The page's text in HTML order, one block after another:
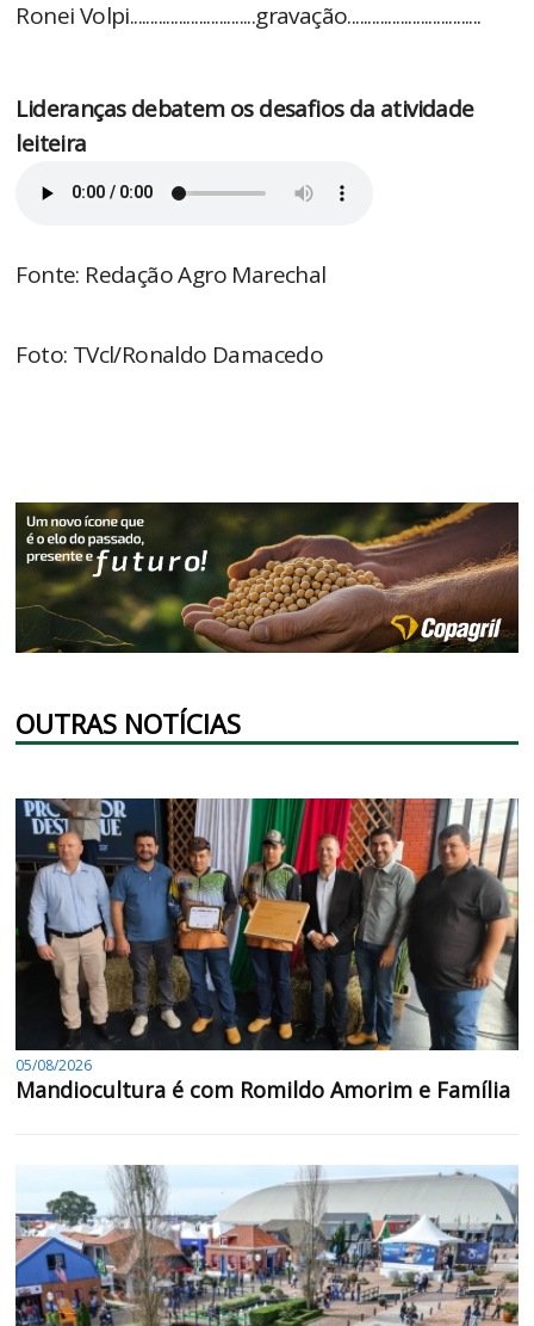
Ronei Volpi...............................gravação.................................
Lideranças debatem os desafios da atividade
leiteira
Fonte: Redação Agro Marechal
Foto: TVcl/Ronaldo Damacedo
OUTRAS NOTÍCIAS
05/08/2026
Mandiocultura é com Romildo Amorim e Família